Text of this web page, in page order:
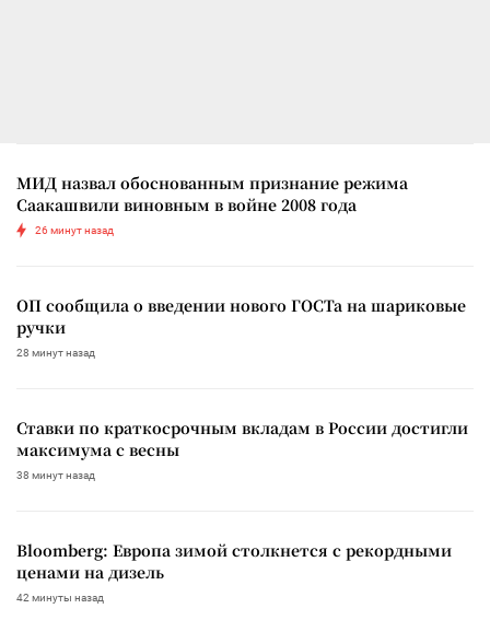
МИД назвал обоснованным признание режима
Саакашвили виновным в войне 2008 года
26 минут назад
ОП сообщила о введении нового ГОСТа на шариковые
ручки
28 минут назад
Ставки по краткосрочным вкладам в России достигли
максимума с весны
38 минут назад
Bloomberg: Европа зимой столкнется с рекордными
ценами на дизель
42 минуты назад